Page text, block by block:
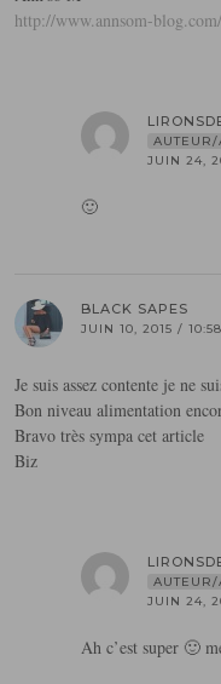
http://www.annsom-blog.com/
AUTEUR/
JUIN 24,
🙂
BLACK SAPES
JUIN 10, 2015 / 10:58
Je suis assez contente je ne
Bon niveau alimentation
Bravo très sympa cet article
Biz
AUTEUR/
JUIN 24,
Ah c’est super 🙂